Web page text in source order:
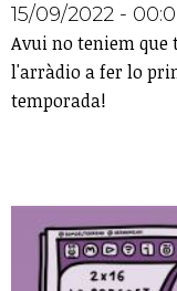
15/09/2022 -
Avui no teniem
l'arràdio a fer lo
temporada!